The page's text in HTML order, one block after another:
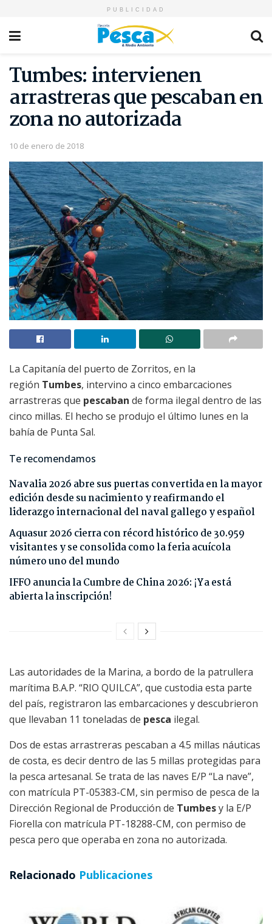
PUBLICIDAD
Tumbes: intervienen
arrastreras que pescaban en
zona no autorizada
10 de enero de 2018
La Capitanía del puerto de Zorritos, en la
región Tumbes, intervino a cinco embarcaciones
arrastreras que pescaban de forma ilegal dentro de las
cinco millas. El hecho se produjo el último lunes en la
bahía de Punta Sal.
Te recomendamos
Navalia 2026 abre sus puertas convertida en la mayor
edición desde su nacimiento y reafirmando el
liderazgo internacional del naval gallego y español
Aquasur 2026 cierra con récord histórico de 30.959
visitantes y se consolida como la feria acuícola
número uno del mundo
IFFO anuncia la Cumbre de China 2026: ¡Ya está
abierta la inscripción!
Las autoridades de la Marina, a bordo de la patrullera
marítima B.A.P. “RIO QUILCA”, que custodia esta parte
del país, registraron las embarcaciones y descubrieron
que llevaban 11 toneladas de pesca ilegal.
Dos de estas arrastreras pescaban a 4.5 millas náuticas
de costa, es decir dentro de las 5 millas protegidas para
la pesca artesanal. Se trata de las naves E/P “La nave”,
con matrícula PT-05383-CM, sin permiso de pesca de la
Dirección Regional de Producción de Tumbesy la E/P
Fiorella con matrícula PT-18288-CM, con permiso de
pesca pero que operaba en zona no autorizada.
Relacionado Publicaciones